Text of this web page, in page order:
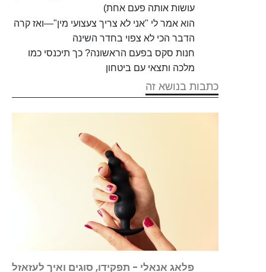
עושות אותה פעם אחת)
הוא אמר לי "אני לא צריך צעצועי מין"—ואז קרה
הדבר הכי לא צפוי בחדר השינה
חנות סקס בפעם הראשונה? כך תיכנסי כמו
מלכה ותצאי עם ביטחון
כתבות בנושא זה
פלאג אנאלי - תפקידו, סוגים ואיך לעזאזל